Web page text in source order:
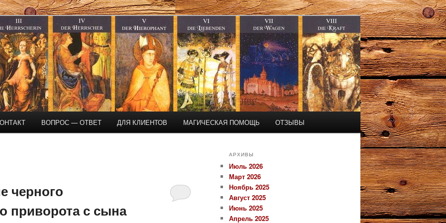
помощь
ВОПРОС — ОТВЕТ ДЛЯ КЛИЕНТОВ МАГИЧЕСКАЯ ПОМОЩЬ ОТЗЫВЫ
черного
приворота с сына
АРХИВЫ
Июль 2026
Март 2026
Ноябрь 2025
Август 2025
Июнь 2025
Апрель 2025